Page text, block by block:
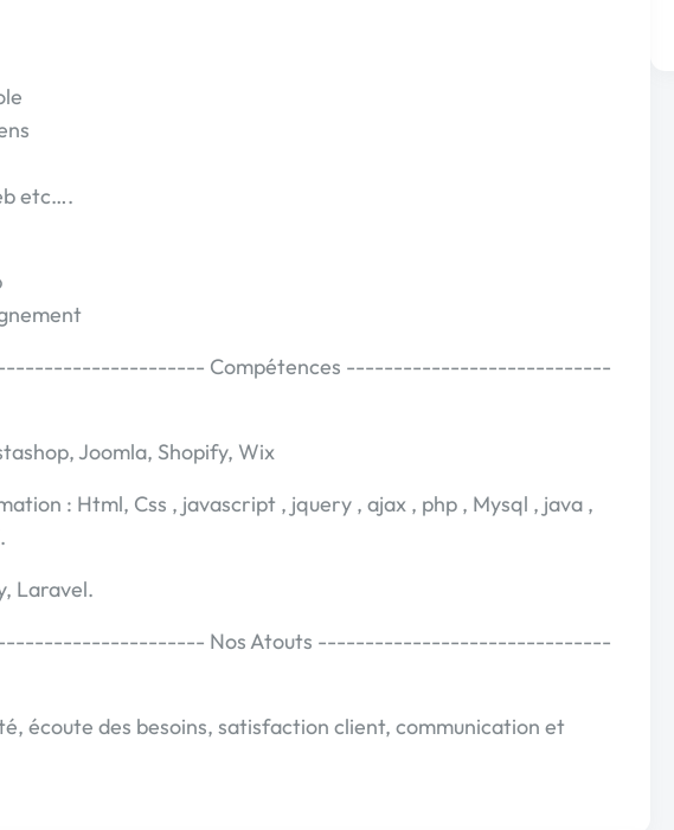
etc….
Compétences ----------------------------
Joomla, Shopify, Wix
: Html, Css , javascript , jquery , ajax , php , Mysql , java ,
Laravel.
Nos Atouts -------------------------------
écoute des besoins, satisfaction client, communication et